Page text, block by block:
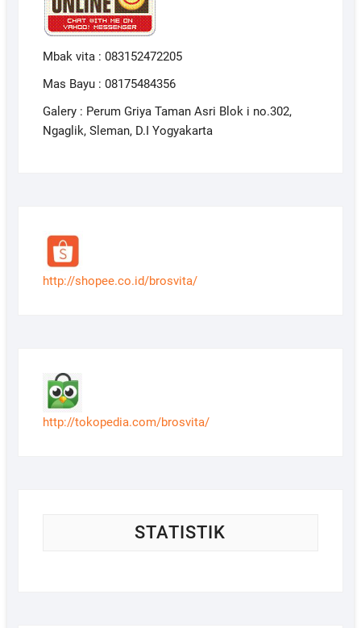
Mbak vita : 083152472205
Mas Bayu : 08175484356
Galery : Perum Griya Taman Asri Blok i no.302,
Ngaglik, Sleman, D.I Yogyakarta
http://shopee.co.id/brosvita/
http://tokopedia.com/brosvita/
STATISTIK